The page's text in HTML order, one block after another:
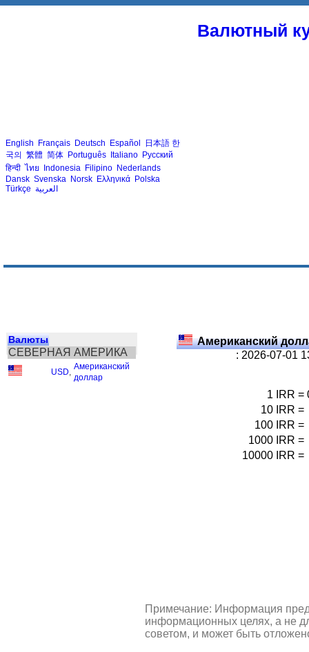
Валютный
English Français Deutsch Español 日本語 한
국의 繁體 简体 Português Italiano Русский
हिन्दी ไทย Indonesia Filipino Nederlands
Dansk Svenska Norsk Ελληνικά Polska
Türkçe العربية
Валюты
СЕВЕРНАЯ АМЕРИКА
USD
Американский
доллар
Американский
: 2026-07-01
1 IRR =
10 IRR =
100 IRR =
1000 IRR =
10000 IRR =
Примечание: Информация
информационных целях, а не
советом, и может быть